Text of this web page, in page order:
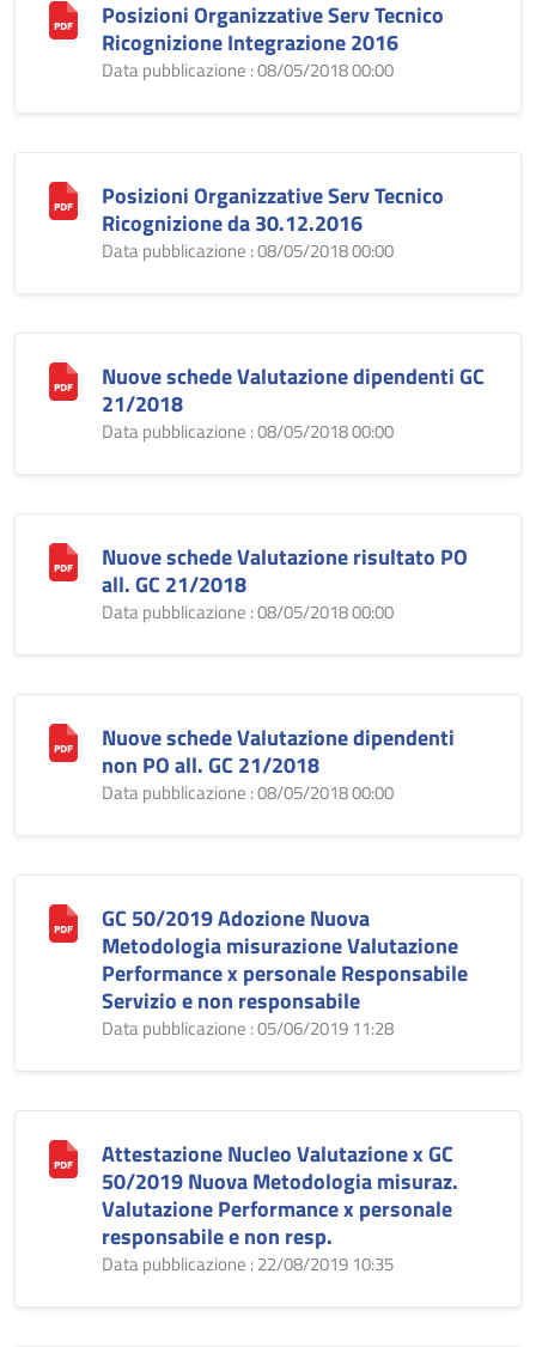
Posizioni Organizzative Serv Tecnico
Ricognizione Integrazione 2016
Data pubblicazione : 08/05/2018 00:00
Posizioni Organizzative Serv Tecnico
Ricognizione da 30.12.2016
Data pubblicazione : 08/05/2018 00:00
Nuove schede Valutazione dipendenti GC
21/2018
Data pubblicazione : 08/05/2018 00:00
Nuove schede Valutazione risultato PO
all. GC 21/2018
Data pubblicazione : 08/05/2018 00:00
Nuove schede Valutazione dipendenti
non PO all. GC 21/2018
Data pubblicazione : 08/05/2018 00:00
GC 50/2019 Adozione Nuova
Metodologia misurazione Valutazione
Performance x personale Responsabile
Servizio e non responsabile
Data pubblicazione : 05/06/2019 11:28
Attestazione Nucleo Valutazione x GC
50/2019 Nuova Metodologia misuraz.
Valutazione Performance x personale
responsabile e non resp.
Data pubblicazione : 22/08/2019 10:35